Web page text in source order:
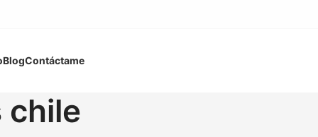
BlogContáctame
chile